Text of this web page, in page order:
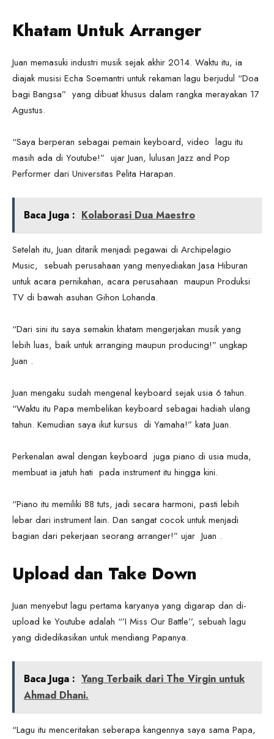
Khatam Untuk Arranger
Juan memasuki industri musik sejak akhir 2014. Waktu itu, ia
diajak musisi Echa Soemantri untuk rekaman lagu berjudul “Doa
bagi Bangsa” yang dibuat khusus dalam rangka merayakan 17
Agustus.
“Saya berperan sebagai pemain keyboard, video lagu itu
masih ada di Youtube!” ujar Juan, lulusan Jazz and Pop
Performer dari Universitas Pelita Harapan.
Baca Juga : Kolaborasi Dua Maestro
Setelah itu, Juan ditarik menjadi pegawai di Archipelagio
Music, sebuah perusahaan yang menyediakan Jasa Hiburan
untuk acara pernikahan, acara perusahaan maupun Produksi
TV di bawah asuhan Gihon Lohanda.
“Dari sini itu saya semakin khatam mengerjakan musik yang
lebih luas, baik untuk arranging maupun producing!” ungkap
Juan .
Juan mengaku sudah mengenal keyboard sejak usia 6 tahun.
“Waktu itu Papa membelikan keyboard sebagai hadiah ulang
tahun. Kemudian saya ikut kursus di Yamaha!” kata Juan.
Perkenalan awal dengan keyboard juga piano di usia muda,
membuat ia jatuh hati pada instrument itu hingga kini.
“Piano itu memiliki 88 tuts, jadi secara harmoni, pasti lebih
lebar dari instrument lain. Dan sangat cocok untuk menjadi
bagian dari pekerjaan seorang arranger!” ujar Juan .
Upload dan Take Down
Juan menyebut lagu pertama karyanya yang digarap dan di-
upload ke Youtube adalah “’I Miss Our Battle’’, sebuah lagu
yang didedikasikan untuk mendiang Papanya.
Baca Juga : Yang Terbaik dari The Virgin untuk
Ahmad Dhani.
“Lagu itu menceritakan seberapa kangennya saya sama Papa,